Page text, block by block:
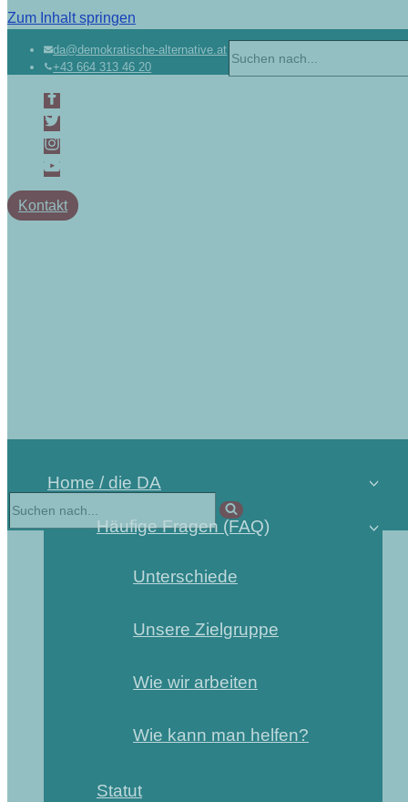
Zum Inhalt springen
da@demokratische-alternative.at
+43 664 313 46 20
nach …
Kontakt
Home / die DA
Häufige Fragen (FAQ)
Unterschiede
Unsere Zielgruppe
Wie wir arbeiten
Wie kann man helfen?
Statut